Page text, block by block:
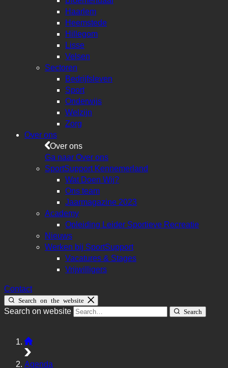
Haarlem
Heemstede
Hillegom
Lisse
Velsen
Sectoren
Bedrijfsleven
Sport
Onderwijs
Welzijn
Zorg
Over ons
Over ons
Ga naar Over ons
SportSupport Kennemerland
Wat Doen Wij?
Ons team
Jaarmagazine 2023
Academy
Opleiding Leider Sportieve Recreatie
Nieuws
Werken bij SportSupport
Vacatures & Stages
Vrijwilligers
Contact
Search on the website
Search on website Search
Agenda